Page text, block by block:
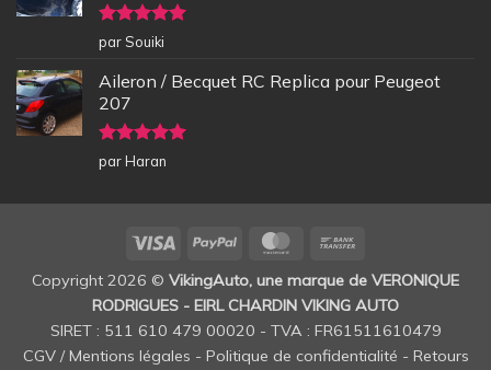
Note5sur
5
par Souiki
Aileron / Becquet RC Replica pour Peugeot
207
Note5sur
5
par Haran
Visa PayPal MasterCard
Copyright 2026 © VikingAuto, une marque de VERONIQUE
RODRIGUES - EIRL CHARDIN VIKING AUTO
SIRET : 511 610 479 00020 - TVA : FR61511610479
CGV / Mentions légales - Politique de confidentialité - Retours